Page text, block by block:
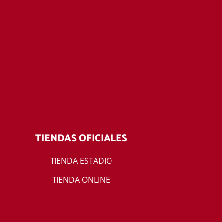
TIENDAS OFICIALES
TIENDA ESTADIO
TIENDA ONLINE